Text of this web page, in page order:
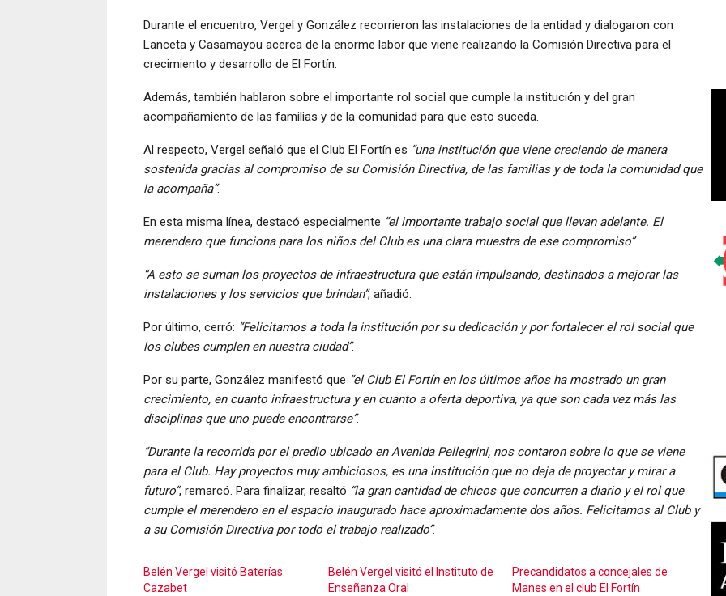
Durante el encuentro, Vergel y González recorrieron las instalaciones de la entidad y dialogaron con
Lanceta y Casamayou acerca de la enorme labor que viene realizando la Comisión Directiva para el
crecimiento y desarrollo de El Fortín.
Además, también hablaron sobre el importante rol social que cumple la institución y del gran
acompañamiento de las familias y de la comunidad para que esto suceda.
Al respecto, Vergel señaló que el Club El Fortín es “una institución que viene creciendo de manera
sostenida gracias al compromiso de su Comisión Directiva, de las familias y de toda la comunidad que
la acompaña”.
En esta misma línea, destacó especialmente “el importante trabajo social que llevan adelante. El
merendero que funciona para los niños del Club es una clara muestra de ese compromiso”.
“A esto se suman los proyectos de infraestructura que están impulsando, destinados a mejorar las
instalaciones y los servicios que brindan”, añadió.
Por último, cerró: “Felicitamos a toda la institución por su dedicación y por fortalecer el rol social que
los clubes cumplen en nuestra ciudad”.
Por su parte, González manifestó que “el Club El Fortín en los últimos años ha mostrado un gran
crecimiento, en cuanto infraestructura y en cuanto a oferta deportiva, ya que son cada vez más las
disciplinas que uno puede encontrarse”.
“Durante la recorrida por el predio ubicado en Avenida Pellegrini, nos contaron sobre lo que se viene
para el Club. Hay proyectos muy ambiciosos, es una institución que no deja de proyectar y mirar a
futuro”, remarcó. Para finalizar, resaltó “la gran cantidad de chicos que concurren a diario y el rol que
cumple el merendero en el espacio inaugurado hace aproximadamente dos años. Felicitamos al Club y
a su Comisión Directiva por todo el trabajo realizado”.
Belén Vergel visitó Baterías
Cazabet
Belén Vergel visitó el Instituto de
Enseñanza Oral
Precandidatos a concejales de
Manes en el club El Fortín